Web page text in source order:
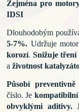
Zejména pro
IDSI
Dlouhodobým
5-7%. Udržuje
korozí. Snižuje tření
aživotnost
Působí
číslo.Je kompatibilní
obvyklými aditivy.